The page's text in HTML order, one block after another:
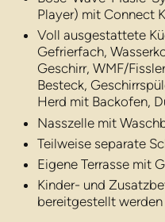
Player) mit Connect
Voll ausgestattete
Gefrierfach,
Geschirr, WMF/
Besteck,
Herd mit Backofen,
Nasszelle mit
Teilweise separate
Eigene Terrasse mit
Kinder- und
bereitgestellt werden